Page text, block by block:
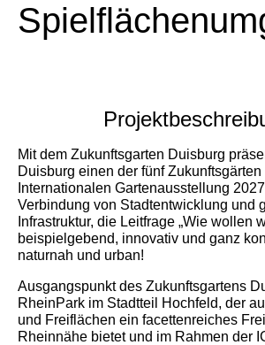
Mit dem Zukunftsgarten Duisburg
Duisburg einen der fünf Zukunftsgärten
Internationalen Gartenausstellung
Verbindung von Stadtentwicklung und
Infrastruktur, die Leitfrage „Wie wollen
beispielgebend, innovativ und ganz
naturnah und urban!
Ausgangspunkt des Zukunftsgartens
RheinPark im Stadtteil Hochfeld, der
und Freiflächen ein facettenreiches
Rheinnähe bietet und im Rahmen der